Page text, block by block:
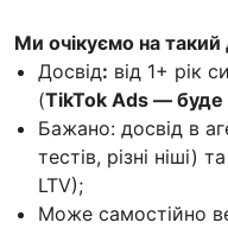
Ми очікуємо на такий
Досвід: від 1+ рік
(TikTok Ads — буде
Бажано: досвід в
тестів, різні ніші)
LTV);
Може самостійно